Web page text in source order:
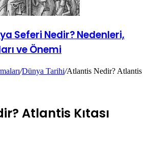
Seferi Nedir? Nedenleri,
ve Önemi
/Dünya Tarihi/Atlantis Nedir? Atlantis
Atlantis Kıtası